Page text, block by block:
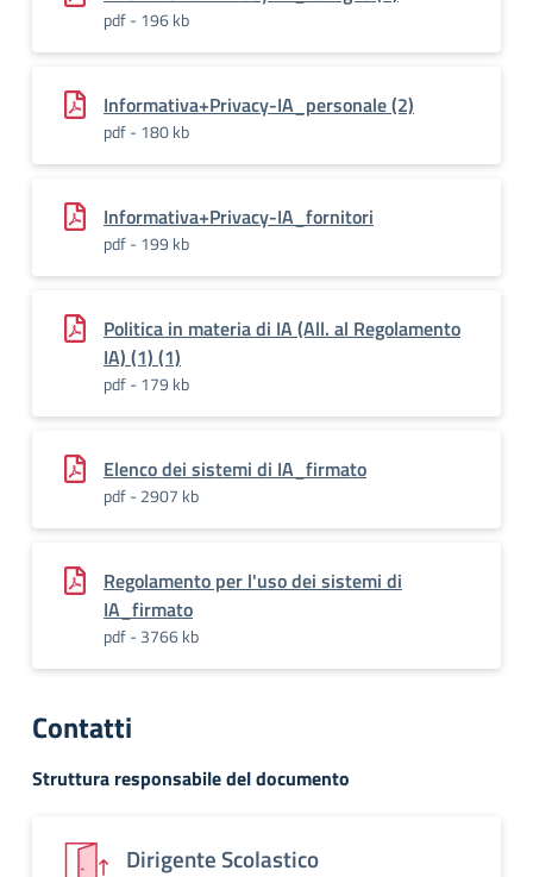
pdf - 196 kb
Informativa+Privacy-IA_personale (2)
pdf - 180 kb
Informativa+Privacy-IA_fornitori
pdf - 199 kb
Politica in materia di IA (All. al Regolamento
IA) (1) (1)
pdf - 179 kb
Elenco dei sistemi di IA_firmato
pdf - 2907 kb
Regolamento per l'uso dei sistemi di
IA_firmato
pdf - 3766 kb
Contatti
Struttura responsabile del documento
Dirigente Scolastico